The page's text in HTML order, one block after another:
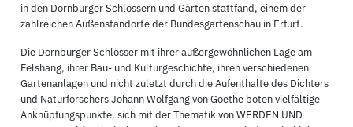
in den Dornburger Schlössern und Gärten stattfand, einem der
zahlreichen Außenstandorte der Bundesgartenschau in Erfurt.
Die Dornburger Schlösser mit ihrer außergewöhnlichen Lage am
Felshang, ihrer Bau- und Kulturgeschichte, ihren verschiedenen
Gartenanlagen und nicht zuletzt durch die Aufenthalte des Dichters
und Naturforschers Johann Wolfgang von Goethe boten vielfältige
Anknüpfungspunkte, sich mit der Thematik von WERDEN UND